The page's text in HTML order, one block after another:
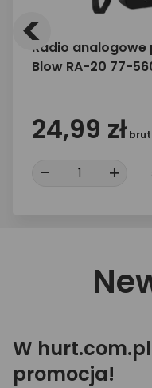
Radio analogowe
Blow RA-20 77-
24,99 zł
- +
<
W
promocja!